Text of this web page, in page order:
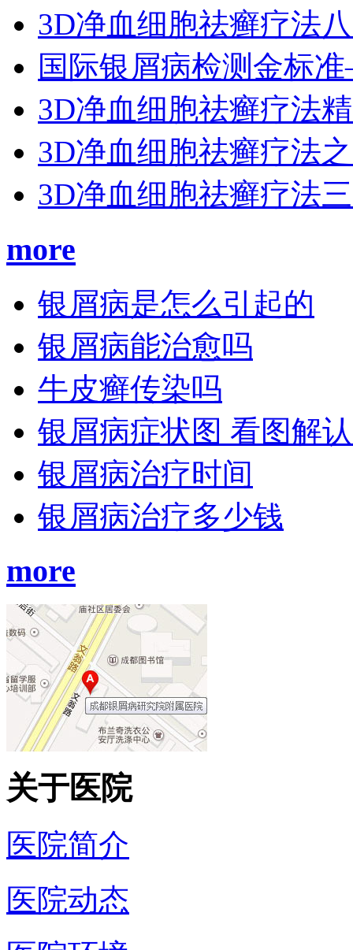
3D净血细胞祛癣疗法
国际银屑病检测金标
3D净血细胞祛癣疗法
3D净血细胞祛癣疗法
3D净血细胞祛癣疗法
more
银屑病是怎么引起的
银屑病能治愈吗
牛皮癣传染吗
银屑病症状图 看图解
银屑病治疗时间
银屑病治疗多少钱
more
关于医院
医院简介
医院动态